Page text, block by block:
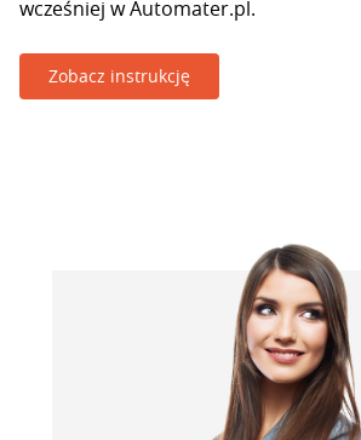
wcześniej w Automater.pl.
Zobacz instrukcję